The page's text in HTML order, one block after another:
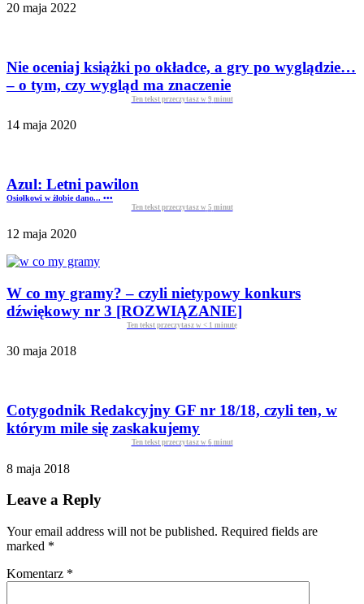
20 maja 2022
Nie oceniaj książki po okładce, a gry po wyglądzie…
– o tym, czy wygląd ma znaczenie
Ten tekst przeczytasz w 9 minut
14 maja 2020
Azul: Letni pawilon
Osiołkowi w żłobie dano... •••
Ten tekst przeczytasz w 5 minut
12 maja 2020
W co my gramy? – czyli nietypowy konkurs
dźwiękowy nr 3 [ROZWIĄZANIE]
Ten tekst przeczytasz w < 1 minutę
30 maja 2018
Cotygodnik Redakcyjny GF nr 18/18, czyli ten, w
którym mile się zaskakujemy
Ten tekst przeczytasz w 6 minut
8 maja 2018
Leave a Reply
Your email address will not be published. Required fields are
marked *
Komentarz *